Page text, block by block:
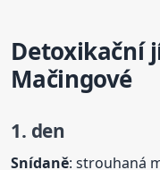
Detoxikační
Mačingové
1. den
Snídaně: strouhaná